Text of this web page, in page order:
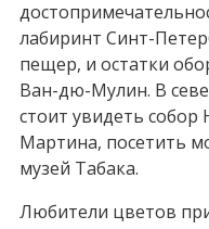
лабиринт Синт-
пещер, и остатки
Ван-дю-Мулин. В
стоит увидеть
Мартина, посетить
музей Табака.
Любители цветов